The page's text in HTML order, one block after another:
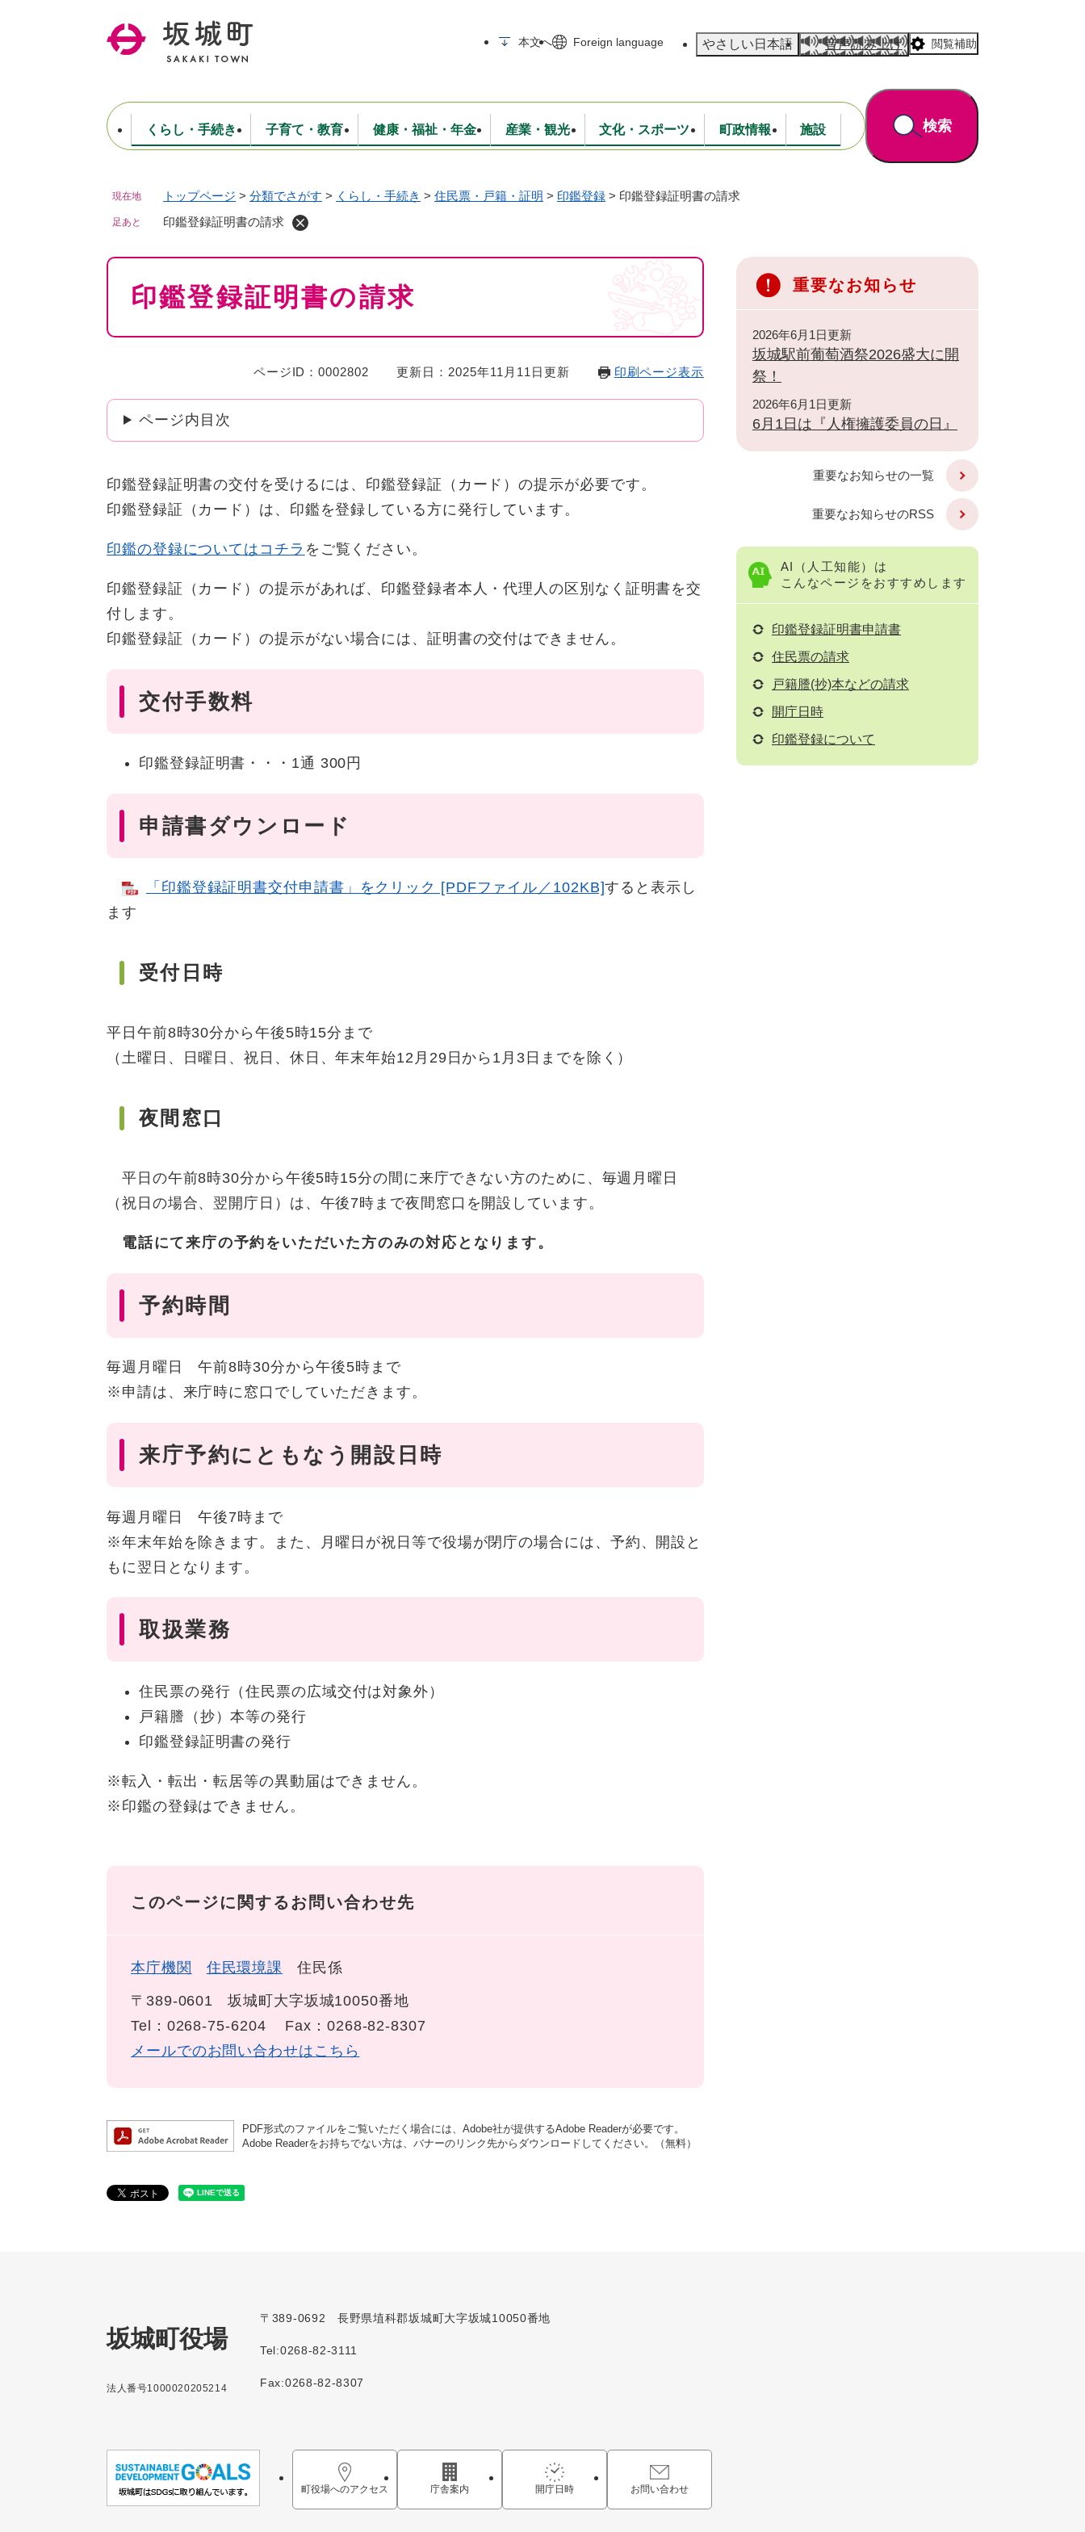
本文へ Foreign language やさしい日本語 音声読み上げ 閲覧補助
くらし・手続き
住民票・戸籍・証明 防災・行政無線 消防・救急 生活環境
税金
ごみ・環境・衛生
子育て・教育
妊娠・出産・子育て 保育 学校・教育
健康・福祉・年金
健康・医療 福祉 保険・年金
産業・観光
商工業 農林業 入札・契約 観光・特産
文化・スポーツ
生涯学習・スポーツ 文化
町政情報
ようこそ町長室へ 坂城町について 統計情報 広報・広聴
人事・採用・職員
選挙
施設
公共施設
検索
現在地 トップページ > 分類でさがす > くらし・手続き > 住民票・戸籍・証明 > 印鑑登録 > 印鑑登録証明書の請求
足あと 印鑑登録証明書の請求
本
印鑑登録証明書の請求
ページID：0002802 更新日：2025年11月11日更新 印刷ページ表示
ページ内目次
印鑑登録証明書の交付を受けるには、印鑑登録証（カード）の提示が必要です。
印鑑登録証（カード）は、印鑑を登録している方に発行しています。
印鑑の登録についてはコチラ をご覧ください。
印鑑登録証（カード）の提示があれば、印鑑登録者本人・代理人の区別なく証明書を交
付します。
印鑑登録証（カード）の提示がない場合には、証明書の交付はできません。
交付手数料
印鑑登録証明書・・・1通 300円
申請書ダウンロード
「印鑑登録証明書交付申請書」をクリック [PDFファイル／102KB]すると表示し
ます
受付日時
平日午前8時30分から午後5時15分まで
（土曜日、日曜日、祝日、休日、年末年始12月29日から1月3日までを除く）
夜間窓口
平日の午前8時30分から午後5時15分の間に来庁できない方のために、毎週月曜日
（祝日の場合、翌開庁日）は、午後7時まで夜間窓口を開設しています。
電話にて来庁の予約をいただいた方のみの対応となります。
予約時間
毎週月曜日 午前8時30分から午後5時まで
※申請は、来庁時に窓口でしていただきます。
来庁予約にともなう開設日時
毎週月曜日 午後7時まで
※年末年始を除きます。また、月曜日が祝日等で役場が閉庁の場合には、予約、開設と
もに翌日となります。
取扱業務
住民票の発行（住民票の広域交付は対象外）
戸籍謄（抄）本等の発行
印鑑登録証明書の発行
※転入・転出・転居等の異動届はできません。
※印鑑の登録はできません。
このページに関するお問い合わせ先
本庁機関 住民環境課 住民係
〒389-0601
坂城町大字坂城10050番地
Tel：0268-75-6204
Fax：0268-82-8307
メールでのお問い合わせはこちら
PDF形式のファイルをご覧いただく場合には、Adobe社が提供するAdobe Readerが必要です。
Adobe Readerをお持ちでない方は、バナーのリンク先からダウンロードしてください。（無料）
重要なお知らせ
2026年6月1日更新
坂城駅前葡萄酒祭2026盛大に開
祭！
2026年6月1日更新
6月1日は『人権擁護委員の日』
重要なお知らせの一覧
重要なお知らせのRSS
AI（人工知能）は
こんなページをおすすめします
印鑑登録証明書申請書
住民票の請求
戸籍謄(抄)本などの請求
開庁日時
印鑑登録について
坂城町役場
法人番号1000020205214
〒389-0692 長野県埴科郡坂城町大字坂城10050番地
Tel:0268-82-3111
Fax:0268-82-8307
町役場へのアクセス 庁舎案内 開庁日時 お問い合わせ